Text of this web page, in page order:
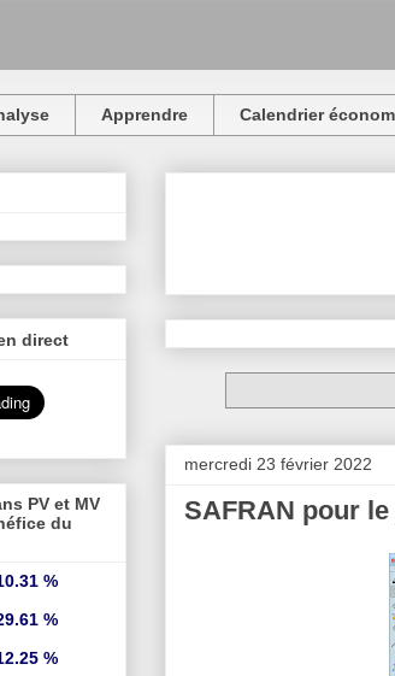
Apprendre Calendrier
mercredi 23 février 2022
SAFRAN pour
direct
PV et MV
du
%
%
%